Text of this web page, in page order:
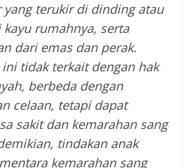
yang terukir di dinding atau
rumahnya, serta
dari emas dan perak.
tidak terkait dengan hak
berbeda dengan
celaan, tetapi dapat
sakit dan kemarahan sang
tindakan anak
kemarahan sang